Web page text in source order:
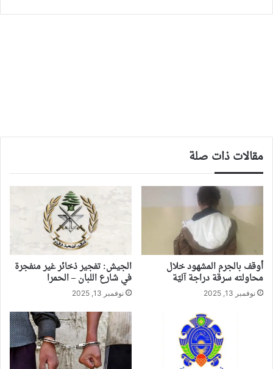
مقالات ذات صلة
أوقف بالجرم المشهود خلال
محاولته سرقة دراجة آليّة
نوفمبر 13, 2025
الجيش: تفجير ذخائر غير منفجرة
في شارع اللبان – الحمرا
نوفمبر 13, 2025